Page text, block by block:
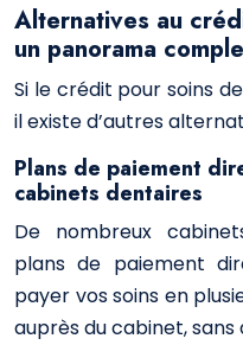
Alternatives au
un panorama
Si le crédit pour soins
il existe d’autres
Plans de paiement
cabinets dentaires
De nombreux
plans de paiement
payer vos soins en
auprès du cabinet,